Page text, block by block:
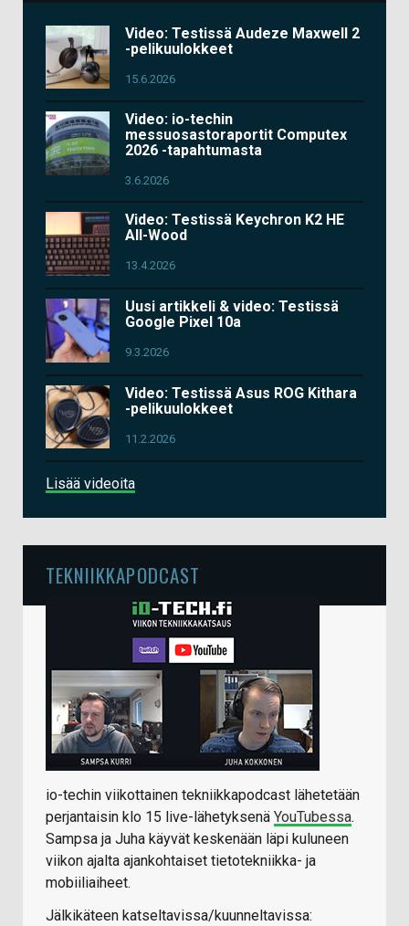
Video: Testissä Audeze Maxwell 2
-pelikuulokkeet
15.6.2026
Video: io-techin
messuosastoraportit Computex
2026 -tapahtumasta
3.6.2026
Video: Testissä Keychron K2 HE
All-Wood
13.4.2026
Uusi artikkeli & video: Testissä
Google Pixel 10a
9.3.2026
Video: Testissä Asus ROG Kithara
-pelikuulokkeet
11.2.2026
Lisää videoita
TEKNIIKKAPODCAST
io-techin viikottainen tekniikkapodcast lähetetään
perjantaisin klo 15 live-lähetyksenä YouTubessa.
Sampsa ja Juha käyvät keskenään läpi kuluneen
viikon ajalta ajankohtaiset tietotekniikka- ja
mobiiliaiheet.
Jälkikäteen katseltavissa/kuunneltavissa: